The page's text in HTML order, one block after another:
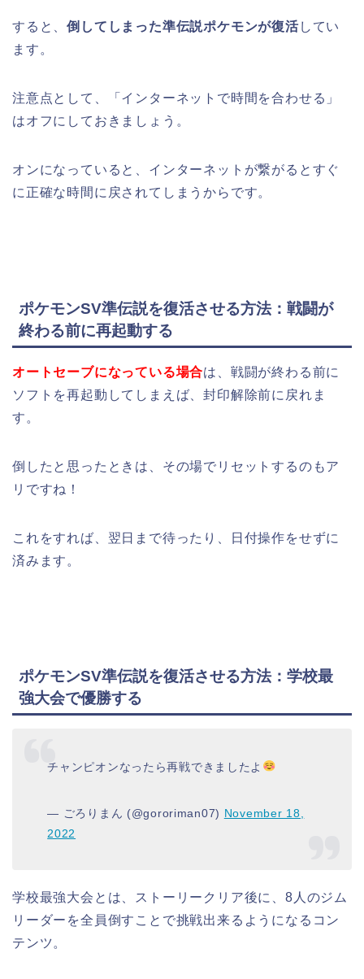
すると、倒してしまった準伝説ポケモンが復活してい
ます。
注意点として、「インターネットで時間を合わせる」
はオフにしておきましょう。
オンになっていると、インターネットが繋がるとすぐ
に正確な時間に戻されてしまうからです。
ポケモンSV準伝説を復活させる方法：戦闘が
終わる前に再起動する
オートセーブになっている場合は、戦闘が終わる前に
ソフトを再起動してしまえば、封印解除前に戻れま
す。
倒したと思ったときは、その場でリセットするのもア
リですね！
これをすれば、翌日まで待ったり、日付操作をせずに
済みます。
ポケモンSV準伝説を復活させる方法：学校最
強大会で優勝する
チャンピオンなったら再戦できましたよ
— ごろりまん (@gororiman07) November 18,
2022
学校最強大会とは、ストーリークリア後に、8人のジム
リーダーを全員倒すことで挑戦出来るようになるコン
テンツ。